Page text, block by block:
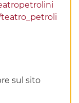
sul sito